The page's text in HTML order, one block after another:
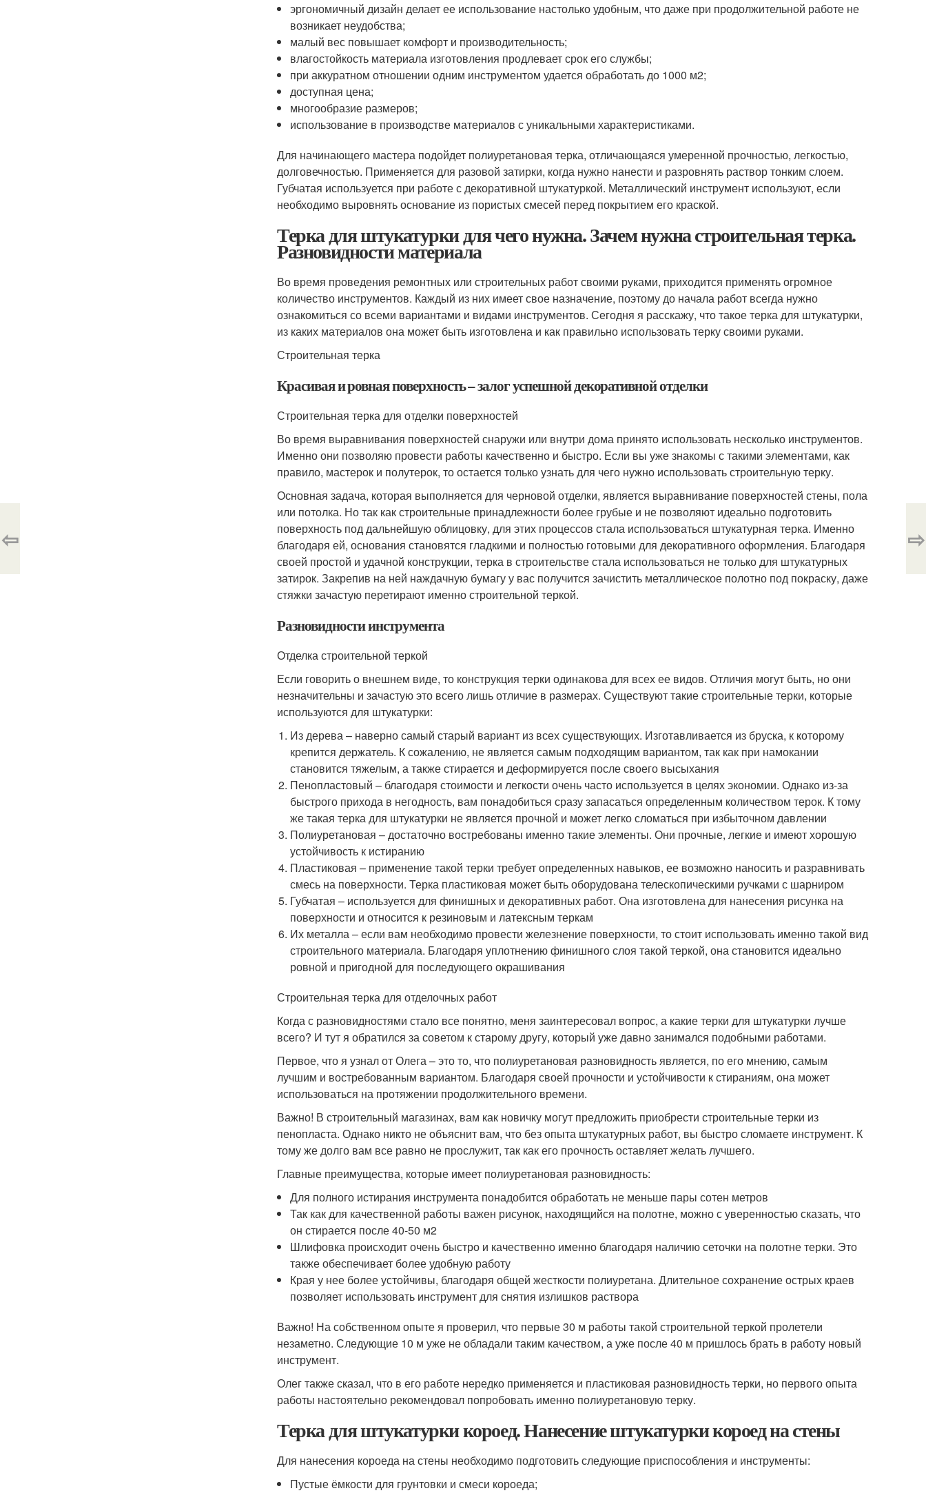
эргономичный дизайн делает ее использование настолько удобным, что даже при продолжительной работе не
возникает неудобства;
малый вес повышает комфорт и производительность;
влагостойкость материала изготовления продлевает срок его службы;
при аккуратном отношении одним инструментом удается обработать до 1000 м2;
доступная цена;
многообразие размеров;
использование в производстве материалов с уникальными характеристиками.
Для начинающего мастера подойдет полиуретановая терка, отличающаяся умеренной прочностью, легкостью,
долговечностью. Применяется для разовой затирки, когда нужно нанести и разровнять раствор тонким слоем.
Губчатая используется при работе с декоративной штукатуркой. Металлический инструмент используют, если
необходимо выровнять основание из пористых смесей перед покрытием его краской.
Терка для штукатурки для чего нужна. Зачем нужна строительная терка.
Разновидности материала
Во время проведения ремонтных или строительных работ своими руками, приходится применять огромное
количество инструментов. Каждый из них имеет свое назначение, поэтому до начала работ всегда нужно
ознакомиться со всеми вариантами и видами инструментов. Сегодня я расскажу, что такое терка для штукатурки,
из каких материалов она может быть изготовлена и как правильно использовать терку своими руками.
Строительная терка
Красивая и ровная поверхность – залог успешной декоративной отделки
Строительная терка для отделки поверхностей
Во время выравнивания поверхностей снаружи или внутри дома принято использовать несколько инструментов.
Именно они позволяю провести работы качественно и быстро. Если вы уже знакомы с такими элементами, как
правило, мастерок и полутерок, то остается только узнать для чего нужно использовать строительную терку.
Основная задача, которая выполняется для черновой отделки, является выравнивание поверхностей стены, пола
или потолка. Но так как строительные принадлежности более грубые и не позволяют идеально подготовить
поверхность под дальнейшую облицовку, для этих процессов стала использоваться штукатурная терка. Именно
благодаря ей, основания становятся гладкими и полностью готовыми для декоративного оформления. Благодаря
своей простой и удачной конструкции, терка в строительстве стала использоваться не только для штукатурных
затирок. Закрепив на ней наждачную бумагу у вас получится зачистить металлическое полотно под покраску, даже
стяжки зачастую перетирают именно строительной теркой.
Разновидности инструмента
Отделка строительной теркой
Если говорить о внешнем виде, то конструкция терки одинакова для всех ее видов. Отличия могут быть, но они
незначительны и зачастую это всего лишь отличие в размерах. Существуют такие строительные терки, которые
используются для штукатурки:
Из дерева – наверно самый старый вариант из всех существующих. Изготавливается из бруска, к которому
крепится держатель. К сожалению, не является самым подходящим вариантом, так как при намокании
становится тяжелым, а также стирается и деформируется после своего высыхания
Пенопластовый – благодаря стоимости и легкости очень часто используется в целях экономии. Однако из-за
быстрого прихода в негодность, вам понадобиться сразу запасаться определенным количеством терок. К тому
же такая терка для штукатурки не является прочной и может легко сломаться при избыточном давлении
Полиуретановая – достаточно востребованы именно такие элементы. Они прочные, легкие и имеют хорошую
устойчивость к истиранию
Пластиковая – применение такой терки требует определенных навыков, ее возможно наносить и разравнивать
смесь на поверхности. Терка пластиковая может быть оборудована телескопическими ручками с шарниром
Губчатая – используется для финишных и декоративных работ. Она изготовлена для нанесения рисунка на
поверхности и относится к резиновым и латексным теркам
Их металла – если вам необходимо провести железнение поверхности, то стоит использовать именно такой вид
строительного материала. Благодаря уплотнению финишного слоя такой теркой, она становится идеально
ровной и пригодной для последующего окрашивания
Строительная терка для отделочных работ
Когда с разновидностями стало все понятно, меня заинтересовал вопрос, а какие терки для штукатурки лучше
всего? И тут я обратился за советом к старому другу, который уже давно занимался подобными работами.
Первое, что я узнал от Олега – это то, что полиуретановая разновидность является, по его мнению, самым
лучшим и востребованным вариантом. Благодаря своей прочности и устойчивости к стираниям, она может
использоваться на протяжении продолжительного времени.
Важно! В строительный магазинах, вам как новичку могут предложить приобрести строительные терки из
пенопласта. Однако никто не объяснит вам, что без опыта штукатурных работ, вы быстро сломаете инструмент. К
тому же долго вам все равно не прослужит, так как его прочность оставляет желать лучшего.
Главные преимущества, которые имеет полиуретановая разновидность:
Для полного истирания инструмента понадобится обработать не меньше пары сотен метров
Так как для качественной работы важен рисунок, находящийся на полотне, можно с уверенностью сказать, что
он стирается после 40-50 м2
Шлифовка происходит очень быстро и качественно именно благодаря наличию сеточки на полотне терки. Это
также обеспечивает более удобную работу
Края у нее более устойчивы, благодаря общей жесткости полиуретана. Длительное сохранение острых краев
позволяет использовать инструмент для снятия излишков раствора
Важно! На собственном опыте я проверил, что первые 30 м работы такой строительной теркой пролетели
незаметно. Следующие 10 м уже не обладали таким качеством, а уже после 40 м пришлось брать в работу новый
инструмент.
Олег также сказал, что в его работе нередко применяется и пластиковая разновидность терки, но первого опыта
работы настоятельно рекомендовал попробовать именно полиуретановую терку.
Терка для штукатурки короед. Нанесение штукатурки короед на стены
Для нанесения короеда на стены необходимо подготовить следующие приспособления и инструменты:
Пустые ёмкости для грунтовки и смеси короеда;
⇦ ⇨